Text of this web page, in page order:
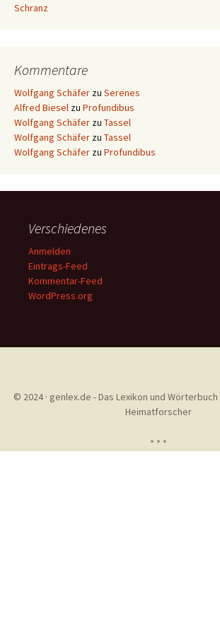
Schranz
Kommentare
Wolfgang Schäfer zu Serenes
Alfred Biesel zu Profundibus
Wolfgang Schäfer zu Tassel
Wolfgang Schäfer zu Tassel
Wolfgang Schäfer zu Profundibus
Verschiedenes
Anmelden
Eintrags-Feed
Kommentar-Feed
WordPress.org
© 2024 · genlex.de - Das Lexikon und
Heimatforscher
* * *